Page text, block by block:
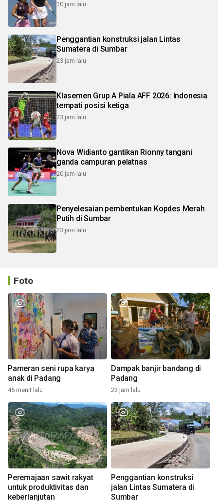
20 jam lalu
Penggantian konstruksi jalan Lintas
Sumatera di Sumbar
23 jam lalu
Klasemen Grup A Piala AFF 2026: Indonesia
tempati posisi ketiga
23 jam lalu
Nova Widianto gantikan Rionny tangani
ganda campuran pelatnas
20 jam lalu
Penyelesaian pembentukan Kopdes Merah
Putih di Sumbar
23 jam lalu
Foto
Pameran seni rupa karya
anak di Padang
45 menit lalu
Dampak banjir bandang di
Padang
23 jam lalu
Peremajaan sawit rakyat
untuk produktivitas dan
keberlanjutan
Penggantian konstruksi
jalan Lintas Sumatera di
Sumbar